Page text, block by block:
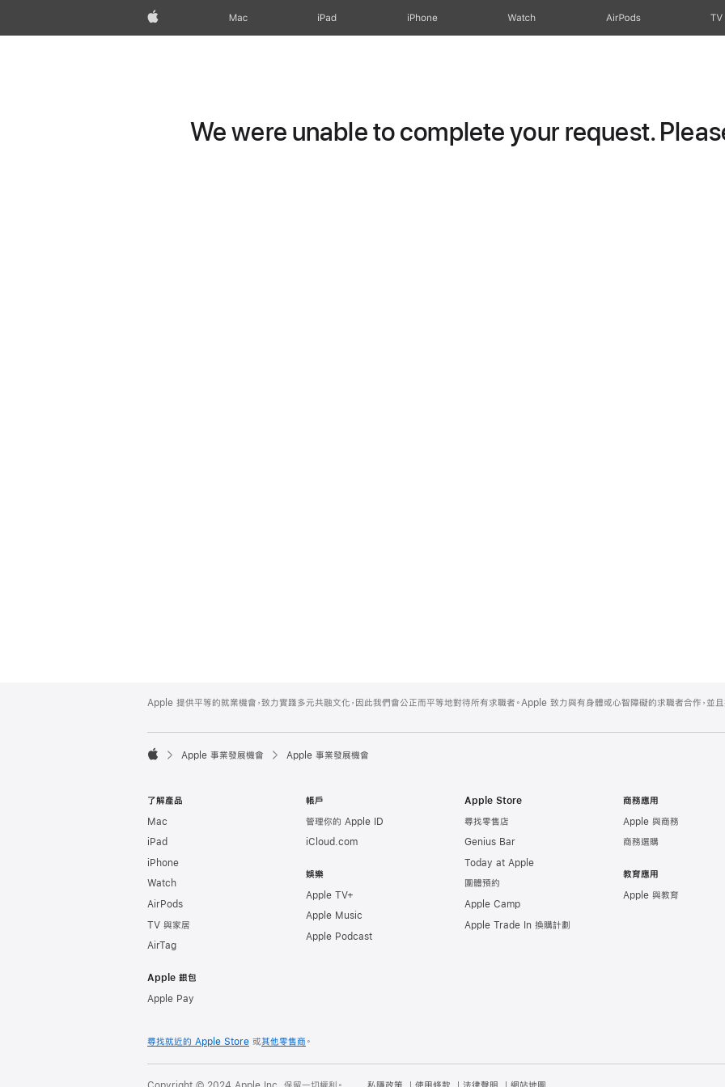
Apple Mac iPad iPhone Watch AirPods TV
We were unable to complete your request.
Footer
Apple 提供平等的就業機會，致力實踐多元共融文化，因此我們會公正而平等地對待所有求職者。Apple 致力與有身體或心智障礙的求職者合作，並且

Apple 事業發展機會 Apple 事業發展機會
了解產品
Mac
iPad
iPhone
Watch
AirPods
TV 與家居
AirTag
Apple 銀包
Apple Pay
帳戶
管理你的 Apple ID
iCloud.com
娛樂
Apple TV+
Apple Music
Apple Podcast
Apple Store
尋找零售店
Genius Bar
Today at Apple
團體預約
Apple Camp
Apple Trade In 換購計劃
商務應用
Apple 與商務
商務選購
教育應用
Apple 與教育
尋找就近的 Apple Store 或其他零售商 。